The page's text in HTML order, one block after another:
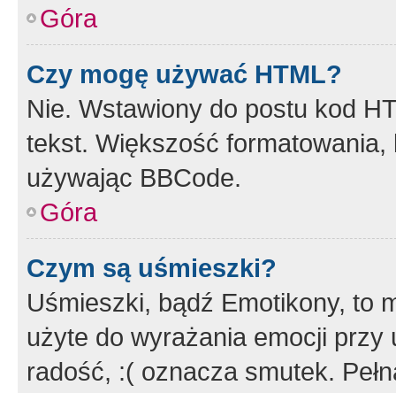
Góra
Czy mogę używać HTML?
Nie. Wstawiony do postu kod
tekst. Większość
używając BBCode.
Góra
Czym są uśmieszki?
Uśmieszki, bądź Emotikony, to
użyte do wyrażania emocji
radość, :( oznacza smutek.